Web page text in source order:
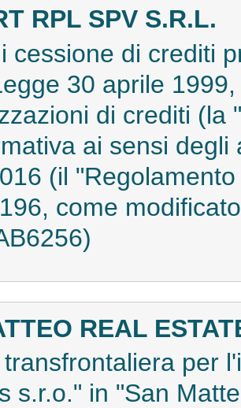
RPL SPV S.R.L.
cessione di crediti
30 aprile
di crediti (la
ai sensi
(il
come
REAL
per
s.r.o." in "San